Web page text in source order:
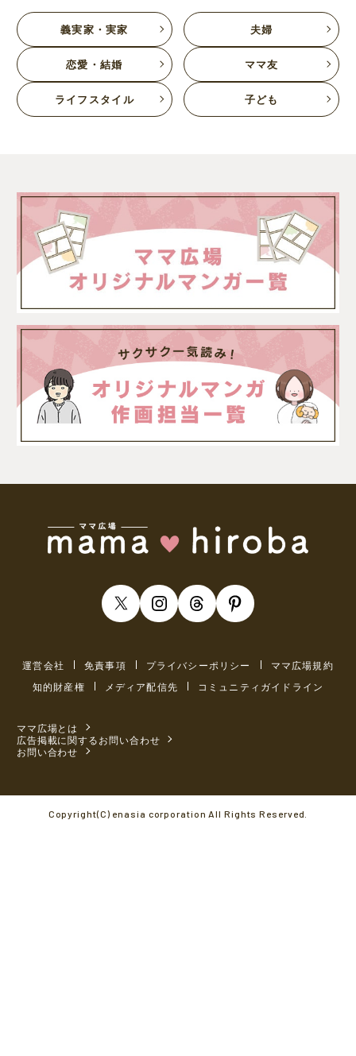
義実家・実家 夫婦
恋愛・結婚 ママ友
ライフスタイル 子ども
運営会社 免責事項 プライバシーポリシー
ママ広場規約
知的財産権
メディア配信先 コミュニティガイドライン
ママ広場とは
広告掲載に関するお問い合わせ
お問い合わせ
Copyright(C) enasia corporation All Rights Reserved.